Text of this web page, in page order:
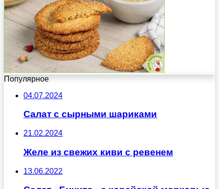
Популярное
04.07.2024
Салат с сырными шариками
21.02.2024
Желе из свежих киви с ревенем
13.06.2022